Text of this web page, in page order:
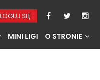
SIĘ
MINI LIGI O STRONIE